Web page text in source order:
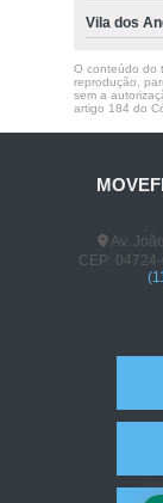
Vila dos
O conteúdo do
reprodução,
sem a
artigo 184 do
Av.
CEP: